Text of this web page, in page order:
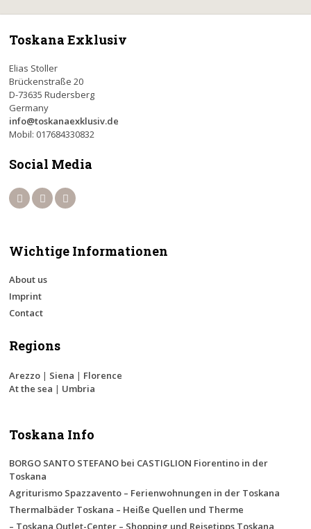
Toskana Exklusiv
Elias Stoller
Brückenstraße 20
D-73635 Rudersberg
Germany
info@toskanaexklusiv.de
Mobil: 017684330832
Social Media
Wichtige Informationen
About us
Imprint
Contact
Regions
Arezzo | Siena | Florence
At the sea | Umbria
Toskana Info
BORGO SANTO STEFANO bei CASTIGLION Fiorentino in der
Toskana
Agriturismo Spazzavento – Ferienwohnungen in der Toskana
Thermalbäder Toskana – Heiße Quellen und Therme
– Toskana Outlet-Center – Shopping und Reisetipps Toskana